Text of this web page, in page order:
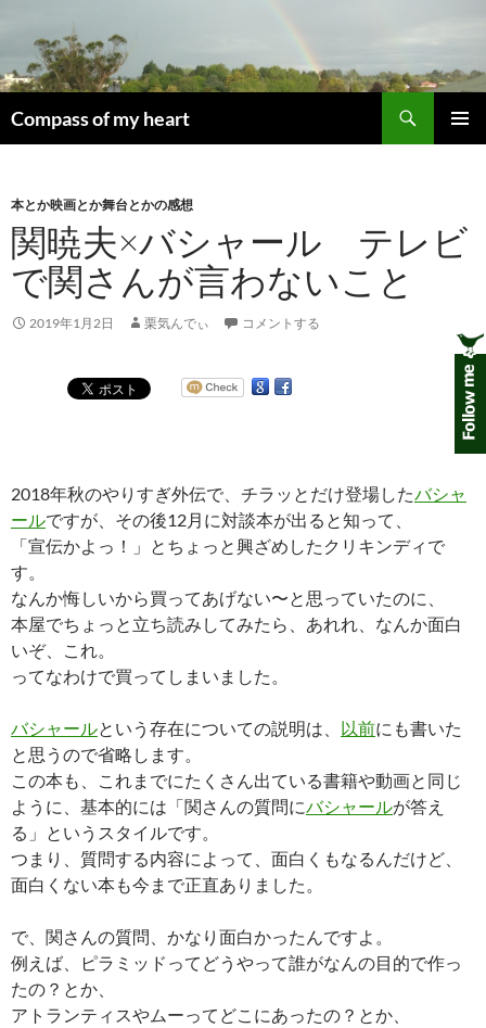
ン
ツ
へ
Compass of my heart
索
本とか映画とか舞台とかの感想
関暁夫×バシャール テレビ
で関さんが言わないこと
2019年1月2日 栗気んでぃ コメントする
2018年秋のやりすぎ外伝で、チラッとだけ登場したバシャ
ールですが、その後12月に対談本が出ると知って、
「宣伝かよっ！」とちょっと興ざめしたクリキンディで
す。
なんか悔しいから買ってあげない〜と思っていたのに、
本屋でちょっと立ち読みしてみたら、あれれ、なんか面白
いぞ、これ。
ってなわけで買ってしまいました。
バシャールという存在についての説明は、 以前にも書いた
と思うので省略します。
この本も、これまでにたくさん出ている書籍や動画と同じ
ように、基本的には「関さんの質問にバシャールが答え
る」というスタイルです。
つまり、質問する内容によって、面白くもなるんだけど、
面白くない本も今まで正直ありました。
で、関さんの質問、かなり面白かったんですよ。
例えば、ピラミッドってどうやって誰がなんの目的で作っ
たの？とか、
アトランティスやムーってどこにあったの？とか、